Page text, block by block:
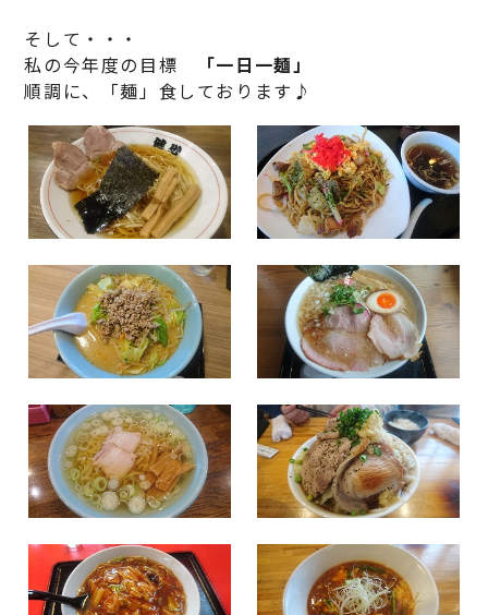
そして・・・
私の今年度の目標
「一日一麺」
順調に、「麺」食しております♪